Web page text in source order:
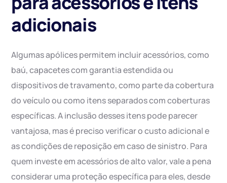
adicionais
Algumas apólices permitem incluir acessórios, como
baú, capacetes com garantia estendida ou
dispositivos de travamento, como parte da cobertura
do veículo ou como itens separados com coberturas
específicas. A inclusão desses itens pode parecer
vantajosa, mas é preciso verificar o custo adicional e
as condições de reposição em caso de sinistro. Para
quem investe em acessórios de alto valor, vale a pena
considerar uma proteção específica para eles, desde